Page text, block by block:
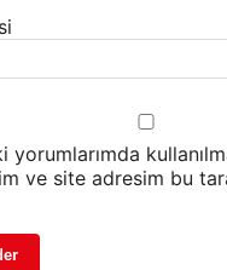
yorumlarımda
ve site adresim bu